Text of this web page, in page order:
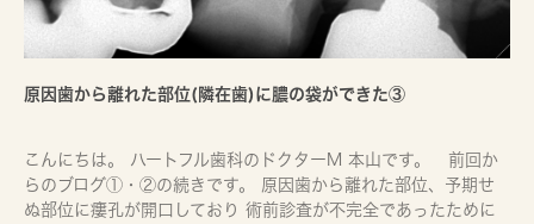
原因歯から離れた部位(隣在歯)に膿の袋ができた③
こんにちは。 ハートフル歯科のドクターM 本山です。 前回か
らのブログ①・②の続きです。 原因歯から離れた部位、予期せ
ぬ部位に瘻孔が開口しており 術前診査が不完全であったために